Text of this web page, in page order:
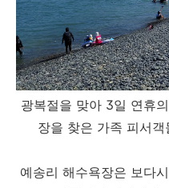
광복절을 맞아 3일 연휴
장을 찾은 가족 피서
예송리 해수욕장은 보다